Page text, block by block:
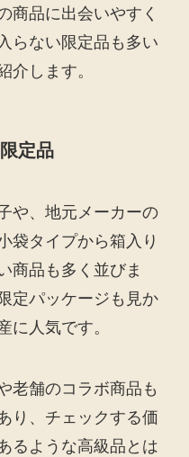
商品に出会いやすく
らない限定品も多い
介します。
定品
や、地元メーカーの
袋タイプから箱入り
商品も多く並びま
定パッケージも見か
に人気です。
老舗のコラボ商品も
り、チェックする価
るような高級品とは